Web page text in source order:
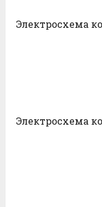
Электросхема
Электросхема